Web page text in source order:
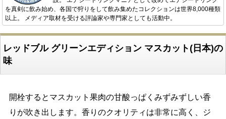
を真剣に飲み始め、各国で狩りをして飲み集めたコレクションは世界8,000種類
以上。 メディア取材を受ける評論家や専門家としても活動中。
レッドブル グリーンエディション マスカット(日本)の
味
開栓するとマスカット果肉の甘酸っぱくみずみずしい香
りが吹き出します。香りのクオリティは非常に高く、ジ